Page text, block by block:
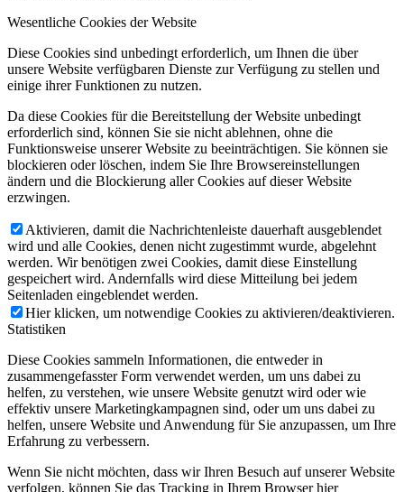
Wesentliche Cookies der Website
Diese Cookies sind unbedingt erforderlich, um Ihnen die über
unsere Website verfügbaren Dienste zur Verfügung zu stellen und
einige ihrer Funktionen zu nutzen.
Da diese Cookies für die Bereitstellung der Website unbedingt
erforderlich sind, können Sie sie nicht ablehnen, ohne die
Funktionsweise unserer Website zu beeinträchtigen. Sie können sie
blockieren oder löschen, indem Sie Ihre Browsereinstellungen
ändern und die Blockierung aller Cookies auf dieser Website
erzwingen.
Aktivieren, damit die Nachrichtenleiste dauerhaft ausgeblendet
wird und alle Cookies, denen nicht zugestimmt wurde, abgelehnt
werden. Wir benötigen zwei Cookies, damit diese Einstellung
gespeichert wird. Andernfalls wird diese Mitteilung bei jedem
Seitenladen eingeblendet werden.
Hier klicken, um notwendige Cookies zu aktivieren/deaktivieren.
Statistiken
Diese Cookies sammeln Informationen, die entweder in
zusammengefasster Form verwendet werden, um uns dabei zu
helfen, zu verstehen, wie unsere Website genutzt wird oder wie
effektiv unsere Marketingkampagnen sind, oder um uns dabei zu
helfen, unsere Website und Anwendung für Sie anzupassen, um Ihre
Erfahrung zu verbessern.
Wenn Sie nicht möchten, dass wir Ihren Besuch auf unserer Website
verfolgen, können Sie das Tracking in Ihrem Browser hier